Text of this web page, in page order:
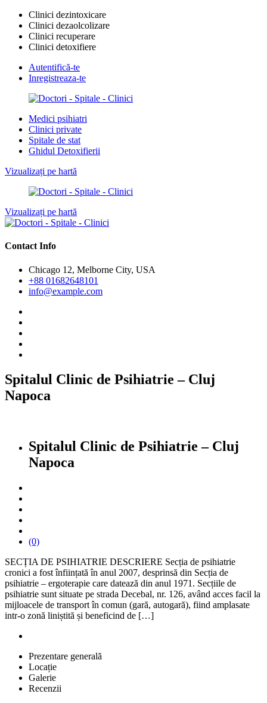
Clinici dezintoxicare
Clinici dezaolcolizare
Clinici recuperare
Clinici detoxifiere
Autentifică-te
Inregistreaza-te
Medici psihiatri
Clinici private
Spitale de stat
Ghidul Detoxifierii
Vizualizați pe hartă
Vizualizați pe hartă
Contact Info
Chicago 12, Melborne City, USA
+88 01682648101
info@example.com
Spitalul Clinic de Psihiatrie – Cluj
Napoca
Spitalul Clinic de Psihiatrie – Cluj
Napoca
(0)
SECȚIA DE PSIHIATRIE DESCRIERE Secția de psihiatrie
cronici a fost înființată în anul 2007, desprinsă din Secția de
psihiatrie – ergoterapie care datează din anul 1971. Secțiile de
psihiatrie sunt situate pe strada Decebal, nr. 126, având acces facil la
mijloacele de transport în comun (gară, autogară), fiind amplasate
intr-o zonă liniștită și beneficind de […]
Prezentare generală
Locație
Galerie
Recenzii